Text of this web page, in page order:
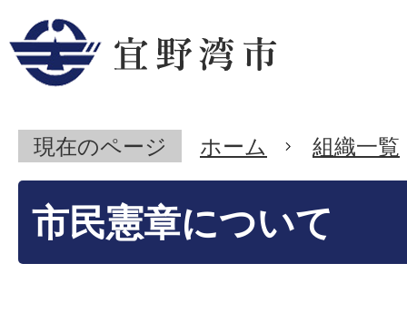
現在のページ ホーム 組織一覧
市民憲章について